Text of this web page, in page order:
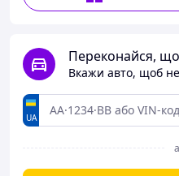
Переконайся, що
Вкажи авто, щоб
UA